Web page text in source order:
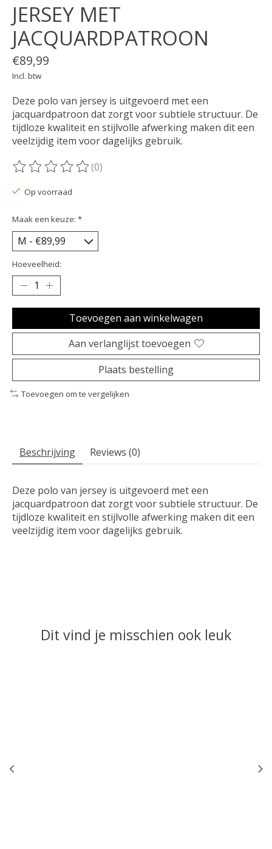
JERSEY MET
JACQUARDPATROON
€89,99
Incl. btw
Deze polo van jersey is uitgevoerd met een
jacquardpatroon dat zorgt voor subtiele structuur. De
tijdloze kwaliteit en stijlvolle afwerking maken dit een
veelzijdig item voor dagelijks gebruik.
De beoordeling van dit product is
(0)
Op voorraad
Maak een keuze: *
Hoeveelheid:
Toevoegen aan winkelwagen
Aan verlanglijst toevoegen
Plaats bestelling
Toevoegen om te vergelijken
Beschrijving Reviews (0)
Deze polo van jersey is uitgevoerd met een
jacquardpatroon dat zorgt voor subtiele structuur. De
tijdloze kwaliteit en stijlvolle afwerking maken dit een
veelzijdig item voor dagelijks gebruik.
Dit vind je misschien ook leuk